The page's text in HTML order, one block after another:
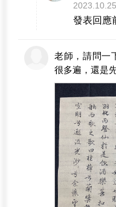
發表回應
老師，請問一
很多遍，還是